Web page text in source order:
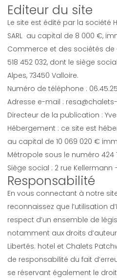
Editeur du site
Le site est édité par la société
SARL au capital de 8 000 €,
Commerce et des sociétés
518 452 032, dont le siège
Alpes, 73450 Valloire.
Numéro de téléphone :
Adresse e-mail :
Directeur de la publication :
Hébergement : ce site est
au capital de 10 069 020 €
Métropole sous le numéro 424
Siège social : 2 rue Kellermann
Responsabilité
En vous connectant à notre
reconnaissez que l’utilisation
respect d’un ensemble de
notamment aux droits
Libertés. hotel et Chalets
de responsabilité du fait
se réservant également le